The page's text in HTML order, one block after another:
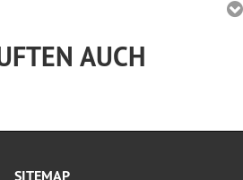
AUCH
SITEMAP